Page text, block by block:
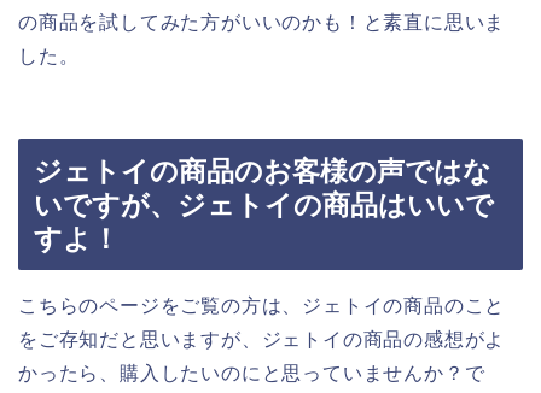
の商品を試してみた方がいいのかも！と素直に思いま
した。
ジェトイの商品のお客様の声ではな
いですが、ジェトイの商品はいいで
すよ！
こちらのページをご覧の方は、ジェトイの商品のこと
をご存知だと思いますが、ジェトイの商品の感想がよ
かったら、購入したいのにと思っていませんか？で